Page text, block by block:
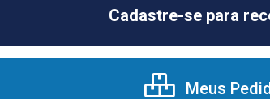
Cadastre-se para
Meus